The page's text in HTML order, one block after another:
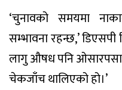
‘चुनावको समयमा
सम्भावना रहन्छ,’
लागु औषध पनि
चेकजाँच थालिएको हो।’